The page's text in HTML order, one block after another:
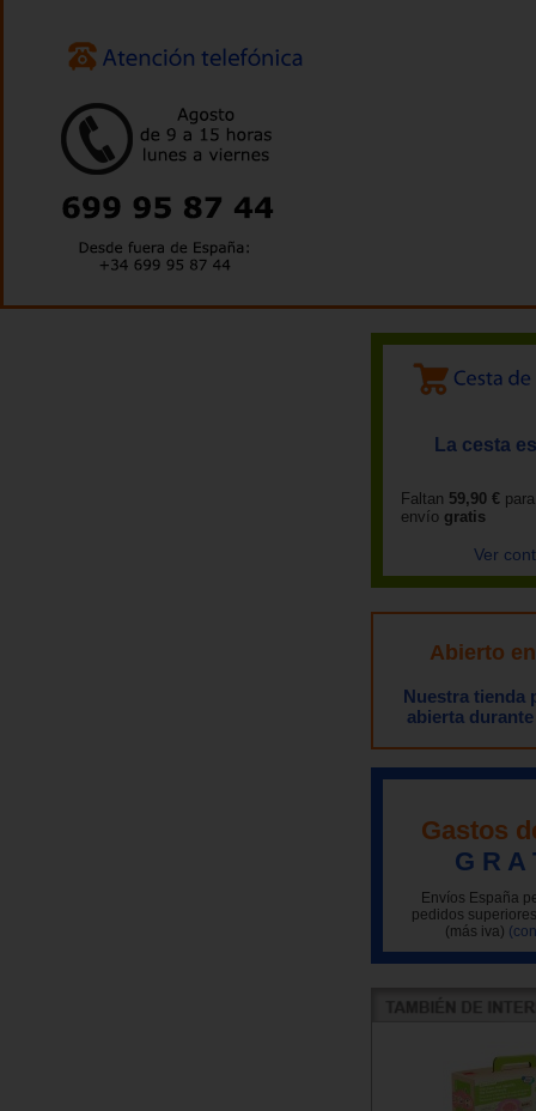
La cesta
Faltan 59,90 €
envío gratis
Ver
Abierto
Nuestra tienda
abierta
Gastos
G R A
Envíos España
pedidos
(más iva)